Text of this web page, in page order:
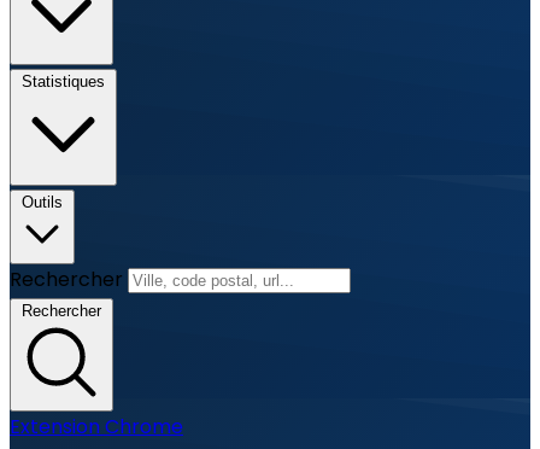
Statistiques
Outils
Rechercher
Rechercher
Extension Chrome